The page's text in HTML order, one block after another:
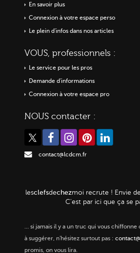
En savoir plus
Connexion à votre espace perso
Le plein d'infos dans nos articles
VOUS, professionnels :
Le service pour les pros
Demande d'informations
Connexion à votre espace pro
NOUS contacter :
contact@lcdcm.fr
lesclefsdechezmoi recrute ! Envie
C'est par ici que ça se
… si jamais il y a un truc qui vous chiffonne
à suggérer, n'hésitez surtout pas :
promis, on vous lira.